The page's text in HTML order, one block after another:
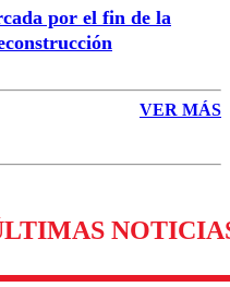
por el fin de la
VER MÁS